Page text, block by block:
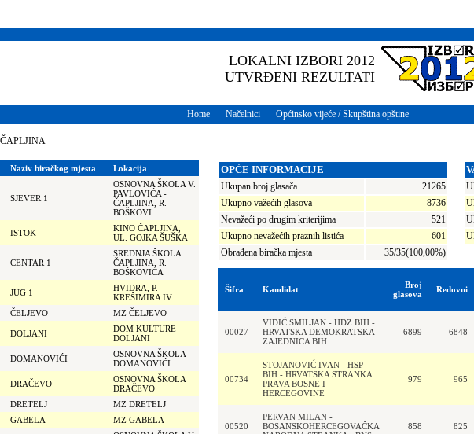
LOKALNI IZBORI 2012
UTVRĐENI REZULTATI
Home Načelnici Općinsko vijeće / Skupština opštine
Naziv biračkog mjesta Lokacija
SJEVER 1
OSNOVNA ŠKOLA V.
PAVLOVIĆA -
ČAPLJINA, R.
BOŠKOVI
ISTOK
KINO ČAPLJINA,
UL. GOJKA ŠUŠKA
CENTAR 1
SREDNJA ŠKOLA
ČAPLJINA, R.
BOŠKOVIĆA
JUG 1
HVIDRA, P.
KREŠIMIRA IV
ČELJEVO MZ ČELJEVO
DOLJANI
DOM KULTURE
DOLJANI
DOMANOVIĆI
OSNOVNA ŠKOLA
DOMANOVIĆI
DRAČEVO
OSNOVNA ŠKOLA
DRAČEVO
DRETELJ
MZ DRETELJ
GABELA MZ GABELA
OPĆE INFORMACIJE
Ukupan broj glasača
21265
Ukupno važećih glasova
8736
Nevažeći po drugim kriterijima
521
Ukupno nevažećih praznih listića
601
Obrađena biračka mjesta
35/35(100,00%)
Šifra Kandidat
Broj
glasova
Redovni
00027
VIDIĆ SMILJAN - HDZ BIH -
HRVATSKA DEMOKRATSKA
ZAJEDNICA BIH
6899 6848
00734
STOJANOVIĆ IVAN - HSP
BIH - HRVATSKA STRANKA
PRAVA BOSNE I
HERCEGOVINE
979 965
00520
PERVAN MILAN -
BOSANSKOHERCEGOVAČKA
858 825